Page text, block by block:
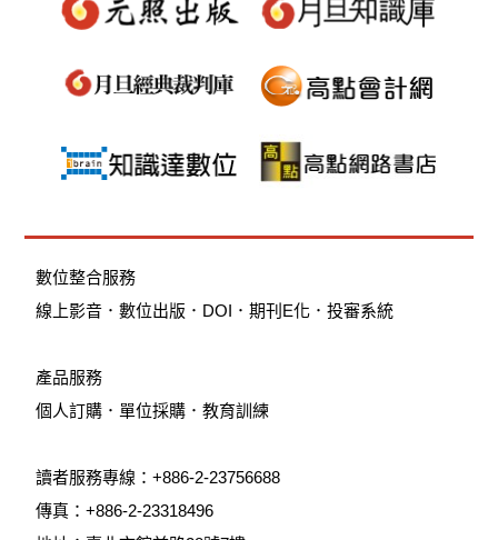
數位整合服務
線上影音 ．數位出版 ． DOI ．期刊E化 ．投審系統
產品服務
個人訂購 ． 單位採購 ．教育訓練
讀者服務專線：+886-2-23756688
傳真：+886-2-23318496